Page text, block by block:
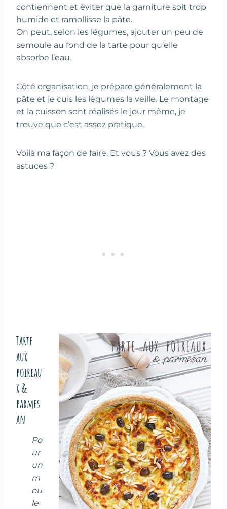
contiennent et éviter que la garniture soit trop
humide et ramollisse la pâte.
On peut, selon les légumes, ajouter un peu de
semoule au fond de la tarte pour qu’elle
absorbe l’eau.
Côté organisation, je prépare généralement la
pâte et je cuis les légumes la veille. Le montage
et la cuisson sont réalisés le jour même, je
trouve que c’est assez pratique.
Voilà ma façon de faire. Et vous ? Vous avez des
astuces ?
Tarte
aux
poireau
x &
parmes
an
Po
ur
un
m
ou
le